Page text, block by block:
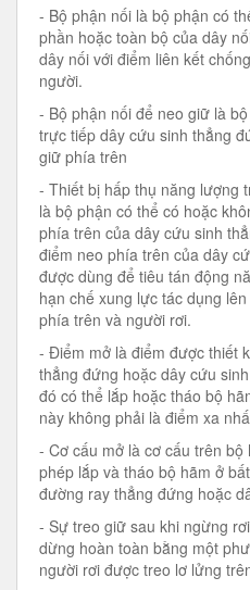
- Bộ phận nối là bộ phận có
phần hoặc toàn bộ của dây
dây nối với điểm liên kết
người.
- Bộ phận nối để neo giữ là
trực tiếp dây cứu sinh thẳng
giữ phía trên
- Thiết bị hấp thụ năng lượng
là bộ phận có thể có hoặc
phía trên của dây cứu sinh
điểm neo phía trên của dây
được dùng để tiêu tán động
hạn chế xung lực tác dụng
phía trên và người rơi.
- Điểm mở là điểm được thiết
thẳng đứng hoặc dây cứu
đó có thể lắp hoặc tháo bộ
này không phải là điểm xa
- Cơ cấu mở là cơ cấu trên
phép lắp và tháo bộ hãm ở
đường ray thẳng đứng hoặc
- Sự treo giữ sau khi ngừng
dừng hoàn toàn bằng một
người rơi được treo lơ lửng